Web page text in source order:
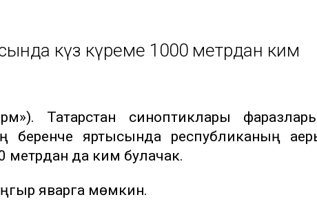
күз күреме 1000 метрдан ким
Татарстан синоптиклары
беренче яртысында республиканың
метрдан да ким булачак.
яварга мөмкин.